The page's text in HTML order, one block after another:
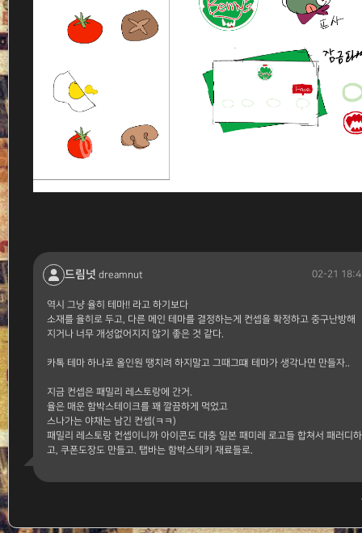
드림넛 dreamnut 02-21
역시 그냥 율히 테마!! 라고 하기보다
소재를 율히로 두고, 다른 메인 테마를 결정하는게 컨셉을 확정하고 중구난방해
지거나 너무 개성없어지지 않기 좋은 것 같다.
카톡 테마 하나로 올인원 땡치려 하지말고 그때그떄 테마가 생각나면 만들자..
지금 컨셉은 패밀리 레스토랑에 간거.
율은 매운 함박스테이크를 꽤 깔끔하게 먹었고
스나가는 야채는 남긴 컨셉(ㅋㅋ)
패밀리 레스토랑 컨셉이니까 아이콘도 대충 일본 패미레 로고들 합쳐서 패러디하
고, 쿠폰도장도 만들고. 탭바는 함박스테키 재료들로.